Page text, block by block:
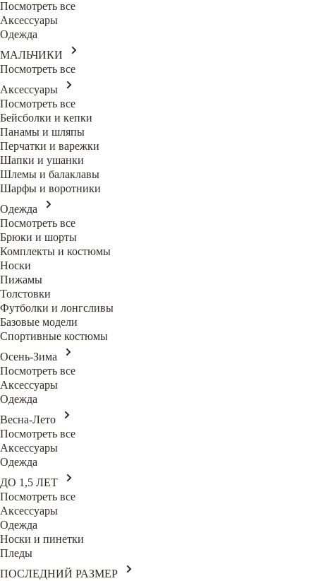
Посмотреть все
Аксессуары
Одежда
МАЛЬЧИКИ
Посмотреть все
Аксессуары
Посмотреть все
Бейсболки и кепки
Панамы и шляпы
Перчатки и варежки
Шапки и ушанки
Шлемы и балаклавы
Шарфы и воротники
Одежда
Посмотреть все
Брюки и шорты
Комплекты и костюмы
Носки
Пижамы
Толстовки
Футболки и лонгсливы
Базовые модели
Спортивные костюмы
Осень-Зима
Посмотреть все
Аксессуары
Одежда
Весна-Лето
Посмотреть все
Аксессуары
Одежда
ДО 1,5 ЛЕТ
Посмотреть все
Аксессуары
Одежда
Носки и пинетки
Пледы
ПОСЛЕДНИЙ РАЗМЕР